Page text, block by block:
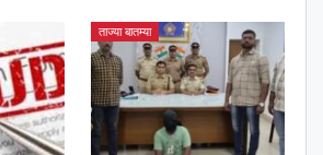
ताज्या बातम्या